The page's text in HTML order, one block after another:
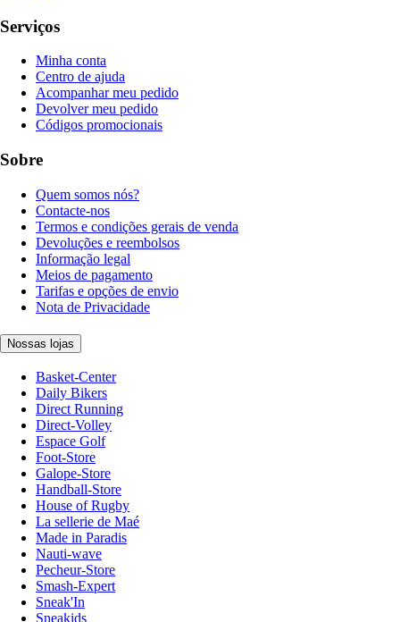
Serviços
Minha conta
Centro de ajuda
Acompanhar meu pedido
Devolver meu pedido
Códigos promocionais
Sobre
Quem somos nós?
Contacte-nos
Termos e condições gerais de venda
Devoluções e reembolsos
Informação legal
Meios de pagamento
Tarifas e opções de envio
Nota de Privacidade
Nossas lojas
Basket-Center
Daily Bikers
Direct Running
Direct-Volley
Espace Golf
Foot-Store
Galope-Store
Handball-Store
House of Rugby
La sellerie de Maé
Made in Paradis
Nauti-wave
Pecheur-Store
Smash-Expert
Sneak'In
Sneakids